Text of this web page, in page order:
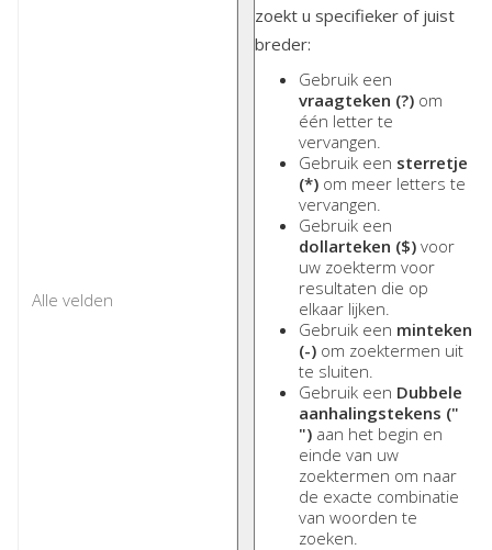
zoekt u specifieker of juist
breder:
Gebruik een
vraagteken (?) om
één letter te
vervangen.
Gebruik een sterretje
(*) om meer letters te
vervangen.
Gebruik een
dollarteken ($) voor
uw zoekterm voor
resultaten die op
elkaar lijken.
Gebruik een minteken
(-) om zoektermen uit
te sluiten.
Gebruik een Dubbele
aanhalingstekens ("
") aan het begin en
einde van uw
zoektermen om naar
de exacte combinatie
van woorden te
zoeken.